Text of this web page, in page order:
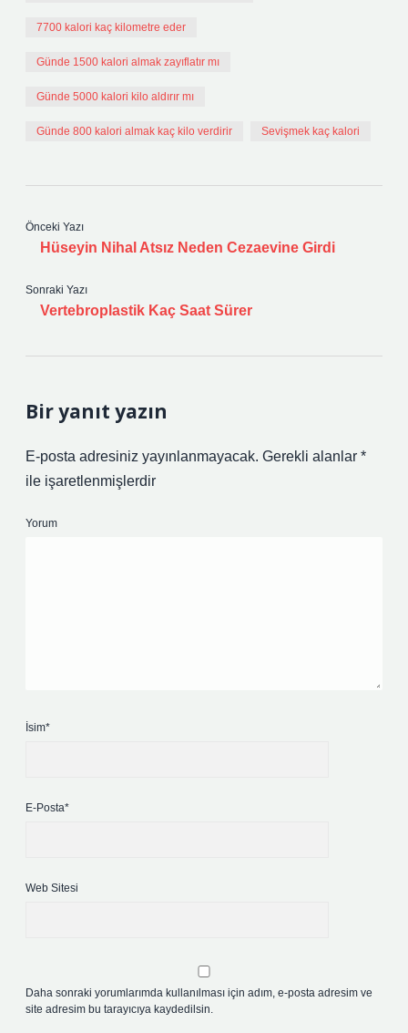
7700 kalori kaç kilometre eder
Günde 1500 kalori almak zayıflatır mı
Günde 5000 kalori kilo aldırır mı
Günde 800 kalori almak kaç kilo verdirir Sevişmek kaç kalori
Önceki Yazı
Hüseyin Nihal Atsız Neden Cezaevine Girdi
Sonraki Yazı
Vertebroplastik Kaç Saat Sürer
Bir yanıt yazın
E-posta adresiniz yayınlanmayacak. Gerekli alanlar *
ile işaretlenmişlerdir
Yorum
İsim*
E-Posta*
Web Sitesi
Daha sonraki yorumlarımda kullanılması için adım, e-posta adresim ve
site adresim bu tarayıcıya kaydedilsin.